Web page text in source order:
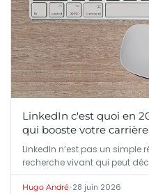
LinkedIn c'est quoi en
qui booste votre carrière
LinkedIn n’est pas un
recherche vivant qui peut
Hugo André•28 juin 2026